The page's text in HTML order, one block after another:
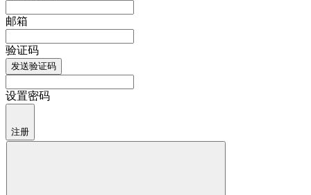
邮箱
验证码
发送验证码
设置密码
注册